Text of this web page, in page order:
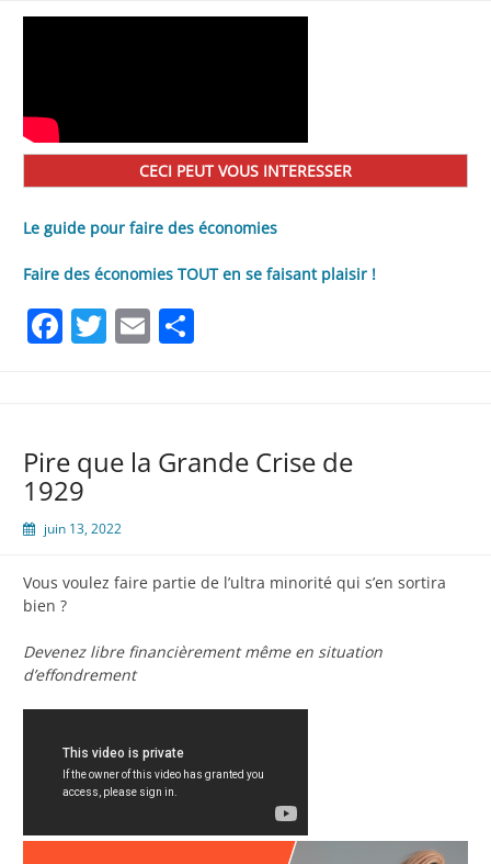
CECI PEUT VOUS INTERESSER
Le guide pour faire des économies
Faire des économies TOUT en se faisant plaisir !
Facebook
Twitter
Email
Pire que la Grande Crise de
1929
juin 13, 2022
Vous voulez faire partie de l’ultra minorité qui s’en sortira
bien ?
Devenez libre financièrement même en situation
d’effondrement